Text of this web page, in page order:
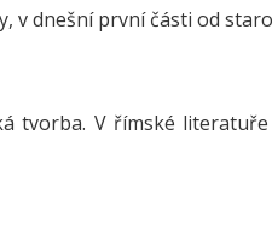
v dnešní první části od
tvorba. V římské